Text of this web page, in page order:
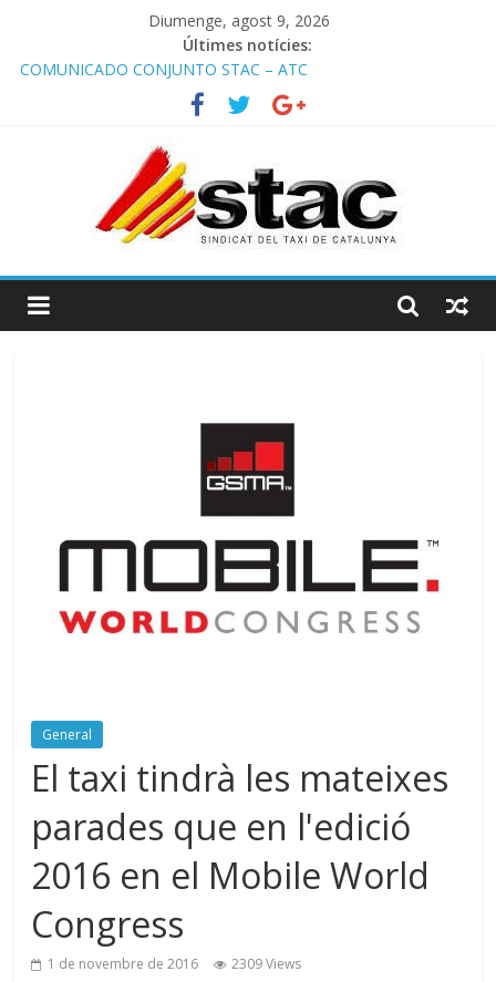
Diumenge, agost 9, 2026
Últimes notícies:
COMUNICADO CONJUNTO STAC – ATC
Comunicado STAC/ ATC de la reunión con los Mossos d
‘Esquadra del aeropuerto de Barcelona.
Programa de Radio TAXI LIBRE 29.07.2026 en COOLTURA FM.
STAC/ATC SOLICITAN TAULA TÈCNICA PARA MEJORAR LA
OPERATIVA DE ENTRADA EN EL PUERTO DE BARCELONA.
Programa de Radio TAXI LIBRE 22.07.2026 en COOLTURA FM.
General
El taxi tindrà les mateixes
parades que en l'edició
2016 en el Mobile World
Congress
1 de novembre de 2016 2309 Views